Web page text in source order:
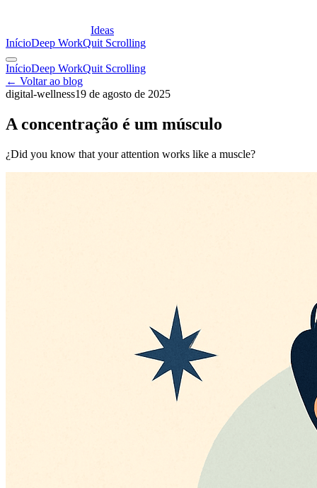
Ideas
InícioDeep WorkQuit Scrolling
InícioDeep WorkQuit Scrolling
← Voltar ao blog
digital-wellness19 de agosto de 2025
A concentração é um músculo
¿Did you know that your attention works like a muscle?